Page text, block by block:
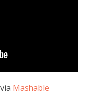
via Mashable